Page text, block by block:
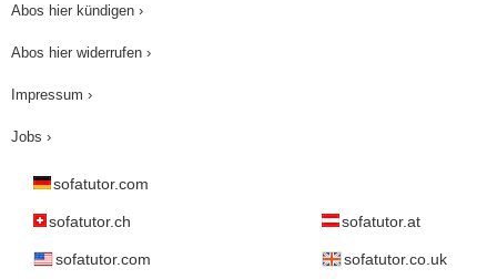
Abos hier kündigen ›
Abos hier widerrufen ›
Impressum ›
Jobs ›
sofatutor.com
sofatutor.ch sofatutor.at
sofatutor.com sofatutor.co.uk